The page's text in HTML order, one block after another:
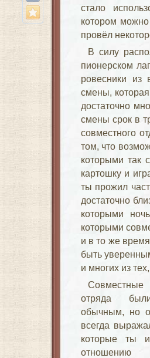
стало
котором
провёл
В силу
пионерском
ровесники из
смены,
достаточно
смены срок в
совместного
том, что
которыми так
картошку и
ты прожил
достаточно
которыми
которыми
и в то же
быть
и многих из
отряда
обычным, но
всегда
которые ты